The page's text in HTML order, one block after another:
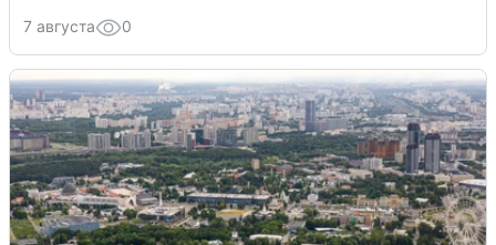
7 августа 0